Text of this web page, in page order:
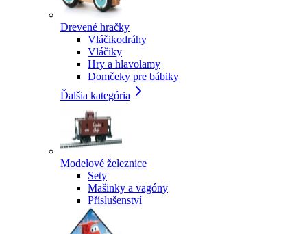
Drevené hračky
Vláčikodráhy
Vláčiky
Hry a hlavolamy
Domčeky pre bábiky
Ďalšia kategória
Modelové železnice
Sety
Mašinky a vagóny
Příslušenství